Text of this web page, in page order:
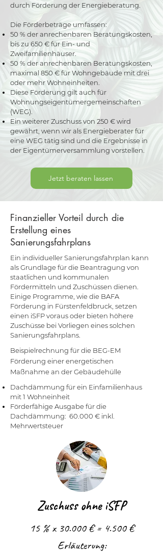
durch Förderung der Energieberatung.
Die Förderbeträge umfassen:
50 % der anrechenbaren Beratungskosten,
bis zu 650 € für Ein- und
Zweifamilienhäuser.
50 % der anrechenbaren Beratungskosten,
maximal 850 € für Wohngebäude mit drei
oder mehr Wohneinheiten.
Diese Förderung gilt auch für
Wohnungseigentümergemeinschaften
(WEG).
Ein weiterer Zuschuss von 250 € wird
gewährt, wenn wir als Energieberater für
eine WEG tätig sind und die Ergebnisse in
der Eigentümerversammlung vorstellen.
Jetzt beraten lassen
Finanzieller Vorteil durch die
Erstellung eines
Sanierungsfahrplans
Ein individueller Sanierungsfahrplan kann
als Grundlage für die Beantragung von
staatlichen und kommunalen
Fördermitteln und Zuschüssen dienen.
Einige Programme, wie die BAFA
Förderung in Fürstenfeldbruck, setzen
einen iSFP voraus oder bieten höhere
Zuschüsse bei Vorliegen eines solchen
Sanierungsfahrplans.
Beispielrechnung für die BEG-EM
Förderung einer energetischen
Maßnahme an der Gebäudehülle
Dachdämmung für ein Einfamilienhaus
mit 1 Wohneinheit
Förderfähige Ausgabe für die
Dachdämmung: 60.000 € inkl.
Mehrwertsteuer
Zuschuss ohne iSFP
15 % x 30.000 € = 4.500 €
Erläuterung: